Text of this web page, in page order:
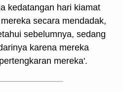
kedatangan hari kiamat
secara mendadak,
sebelumnya, sedang
karena mereka
mereka'.